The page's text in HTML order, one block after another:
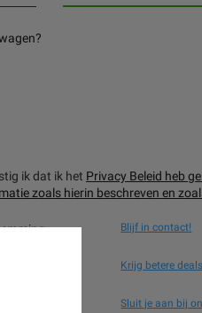
ik dat ik het Privacy Beleid heb
zoals hierin beschreven en
Blijf in contact!
Krijg betere
Sluit je aan bij